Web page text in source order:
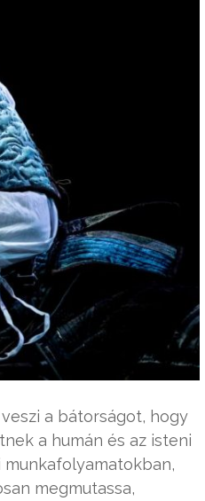
a bátorságot, hogy
a humán és az isteni
megmutassa,